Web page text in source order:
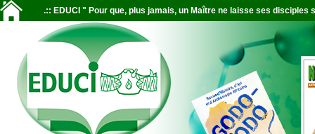
.:: EDUCI " Pour que, plus jamais, un Maître ne laisse ses disciples